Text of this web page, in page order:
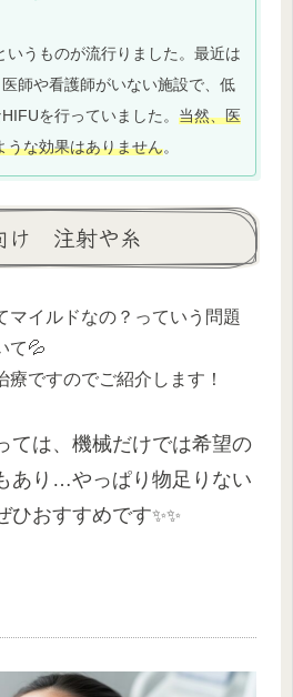
いうものが流行りました。最近は
師や看護師がいない施設で、低
を行っていました。 当然、医
うな効果はありません。
け 注射や糸
マイルドなの？っていう問題
て💦
療ですのでご紹介します！
ては、機械だけでは希望の
あり…やっぱり物足りない
ひおすすめです✨✨